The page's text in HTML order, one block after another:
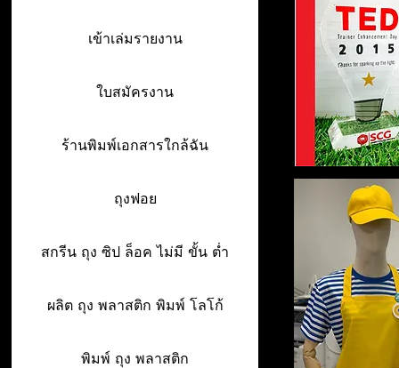
เข้าเล่มรายงาน
ใบสมัครงาน
ร้านพิมพ์เอกสารใกล้ฉัน
ถุงฟอย
สกรีน ถุง ซิป ล็อค ไม่มี ขั้น ต่ำ
ผลิต ถุง พลาสติก พิมพ์ โลโก้
พิมพ์ ถุง พลาสติก